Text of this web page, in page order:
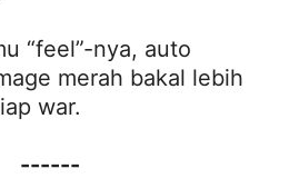
“feel”-nya, auto
merah bakal lebih
war.
------